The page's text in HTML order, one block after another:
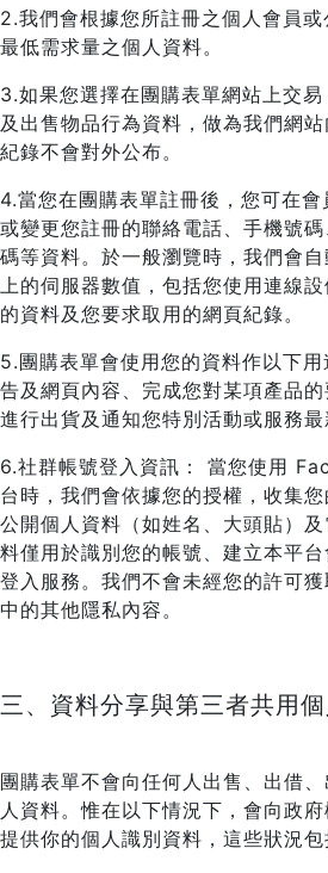
2.我們會根據您所註冊之個人會員
最低需求量之個人資料。
3.如果您選擇在團購表單網站上交
及出售物品行為資料，做為我們網
紀錄不會對外公布。
4.當您在團購表單註冊後，您可在
或變更您註冊的聯絡電話、手機號
碼等資料。於一般瀏覽時，我們會
上的伺服器數值，包括您使用連線
的資料及您要求取用的網頁紀錄。
5.團購表單會使用您的資料作以下
告及網頁內容、完成您對某項產品
進行出貨及通知您特別活動或服務
6.社群帳號登入資訊： 當您使用
台時，我們會依據您的授權，收集
公開個人資料（如姓名、大頭貼）
料僅用於識別您的帳號、建立本平
登入服務。我們不會未經您的許可
中的其他隱私內容。
三、資料分享與第三者共用
團購表單不會向任何人出售、出借
人資料。惟在以下情況下，會向政
提供你的個人識別資料，這些狀況包